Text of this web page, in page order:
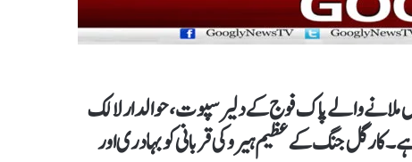
ملانے والے پاک فوج کے دلیر سپوت، حوالدار لالک
منایا جا رہا ہے۔ کارگل جنگ کے عظیم ہیرو کی قربانی کو بہادری اور